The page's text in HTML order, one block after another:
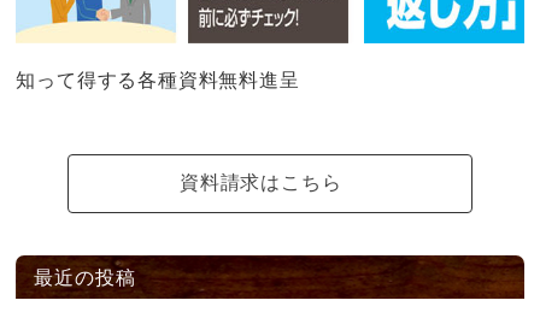
知って得する各種資料無料進呈
資料請求はこちら
最近の投稿